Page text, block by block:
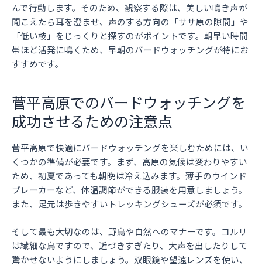
んで行動します。そのため、観察する際は、美しい鳴き声が
聞こえたら耳を澄ませ、声のする方向の「ササ原の隙間」や
「低い枝」をじっくりと探すのがポイントです。朝早い時間
帯ほど活発に鳴くため、早朝のバードウォッチングが特にお
すすめです。
菅平高原でのバードウォッチングを
成功させるための注意点
菅平高原で快適にバードウォッチングを楽しむためには、い
くつかの準備が必要です。まず、高原の気候は変わりやすい
ため、初夏であっても朝晩は冷え込みます。薄手のウインド
ブレーカーなど、体温調節ができる服装を用意しましょう。
また、足元は歩きやすいトレッキングシューズが必須です。
そして最も大切なのは、野鳥や自然へのマナーです。コルリ
は繊細な鳥ですので、近づきすぎたり、大声を出したりして
驚かせないようにしましょう。双眼鏡や望遠レンズを使い、